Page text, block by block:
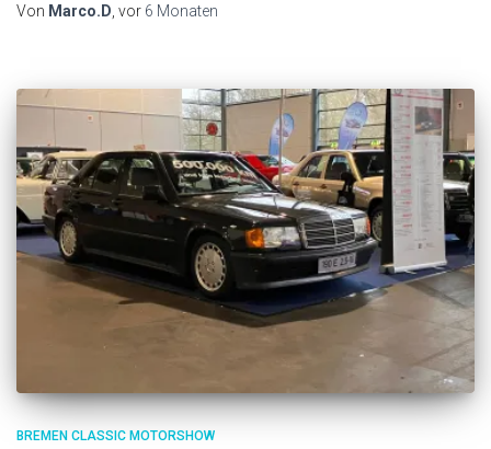
Von Marco.D , vor 6 Monaten
BREMEN CLASSIC MOTORSHOW